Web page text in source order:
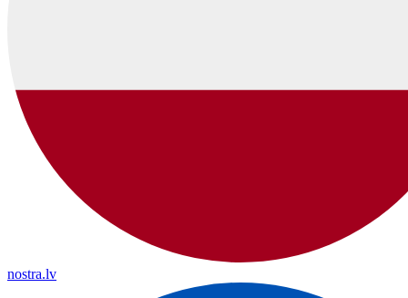
nostra.lv